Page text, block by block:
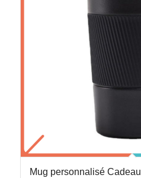
Mug personnalisé Cadeau